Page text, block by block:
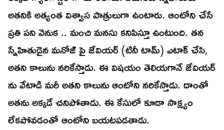
అతనికి అత్యంత విశ్వాస పాత్రులుగా ఉంటారు. ఆంటోని చేసే
ప్రతి పని వెనుక .. మంచి మనసు కనిపిస్తూ ఉంటుంది. తన
స్నేహితుడైన మనోజ్ పై జేవియర్ (టినీ టామ్) ఎటాక్ చేసి,
అతని కాలును నరికేస్తాడు. ఈ విషయం తెలియగానే జేవియర్
ను వేటాడి మరీ అతని కాలును ఆంటోని నరికేస్తాడు. దాంతో
అతను అక్కడే చనిపోతాడు. ఈ కేసులో కూడా సాక్ష్యం
లేకపోవడంతో ఆంటోని బయటపడతాడు.